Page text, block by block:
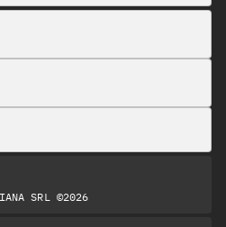
SRL ©2026